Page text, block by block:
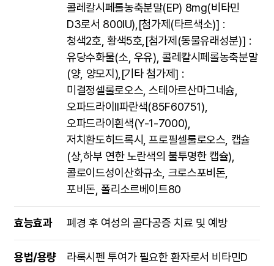
콜레칼시페롤농축분말(EP) 8mg(비타민
D3로서 800IU),[첨가제(타르색소)] :
청색2호, 황색5호,[첨가제(동물유래성분)] :
유당수화물(소, 우유), 콜레칼시페롤농축분말
(양, 양모지),[기타 첨가제] :
미결정셀룰로오스, 스테아르산마그네슘,
오파드라이II파란색(85F60751),
오파드라이흰색(Y-1-7000),
저치환도히드록시, 프로필셀룰로오스, 캡슐
(상,하부 연한 노란색의 불투명한 캡슐),
콜로이드성이산화규소, 크로스포비돈,
포비돈, 폴리소르베이트80
효능효과 폐경 후 여성의 골다공증 치료 및 예방
용법/용량
라록시펜 투여가 필요한 환자로서 비타민D